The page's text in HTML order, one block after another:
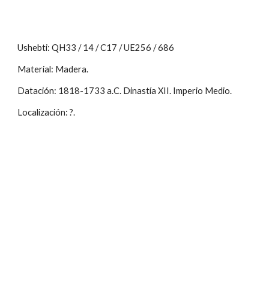
Ushebti: QH33 / 14 / C17 / UE256 / 686
Material: Madera.
Datación: 1818-1733 a.C. Dinastía XII. Imperio Medio.
Localización: ?.